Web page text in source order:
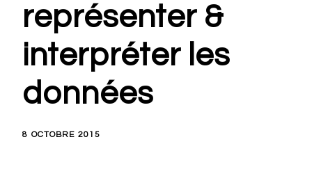
représenter &
interpréter les
données
8 OCTOBRE 2015